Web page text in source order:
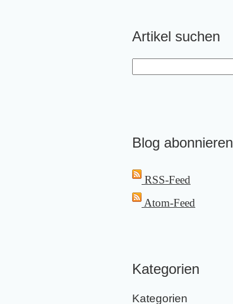
Artikel suchen
Blog abonnieren
RSS-Feed
Atom-Feed
Kategorien
Kategorien